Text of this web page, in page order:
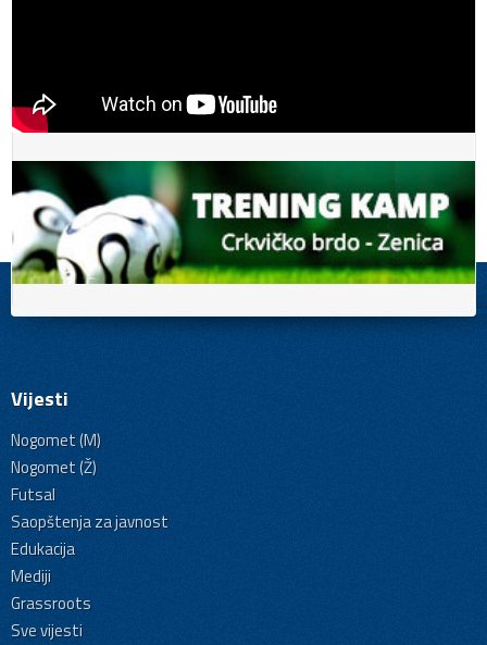
Vijesti
Nogomet (M)
Nogomet (Ž)
Futsal
Saopštenja za javnost
Edukacija
Mediji
Grassroots
Sve vijesti